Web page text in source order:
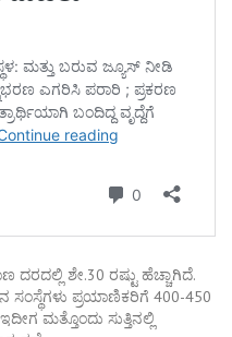
ಶೇ.30 ರಷ್ಟು ಹೆಚ್ಚಾಗಿದೆ.
ಪ್ರಯಾಣಿಕರಿಗೆ 400-450
ಮತ್ತೊಂದು ಸುತ್ತಿನಲ್ಲಿ